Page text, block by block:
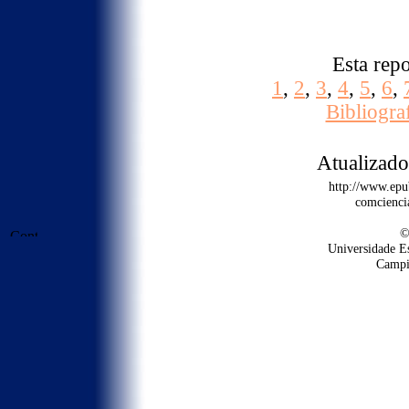
Esta
1, 2, 3, 4, 5, 6,
http://
Universidade